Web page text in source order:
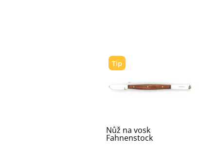
Tip
Nůž na vosk
Fahnenstock